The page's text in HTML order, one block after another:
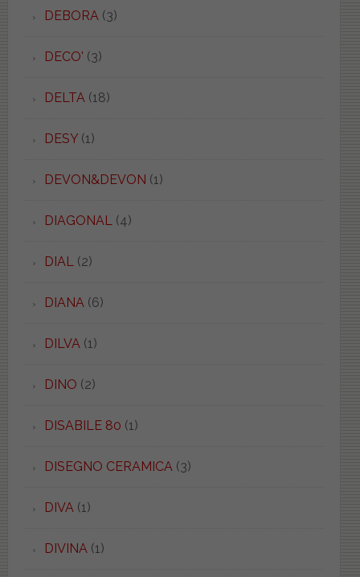
DEBORA(3)
DECO' (3)
DELTA(18)
DESY(1)
DEVON&DEVON (1)
DIAGONAL(4)
DIAL(2)
DIANA(6)
DILVA(1)
DINO (2)
DISABILE 80 (1)
DISEGNO CERAMICA(3)
DIVA(1)
DIVINA(1)